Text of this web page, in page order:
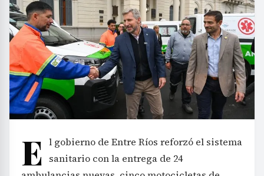
E l gobierno de Entre Ríos reforzó el sistema
sanitario con la entrega de 24